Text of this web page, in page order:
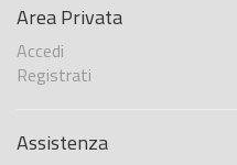
Area Privata
Accedi
Registrati
Assistenza